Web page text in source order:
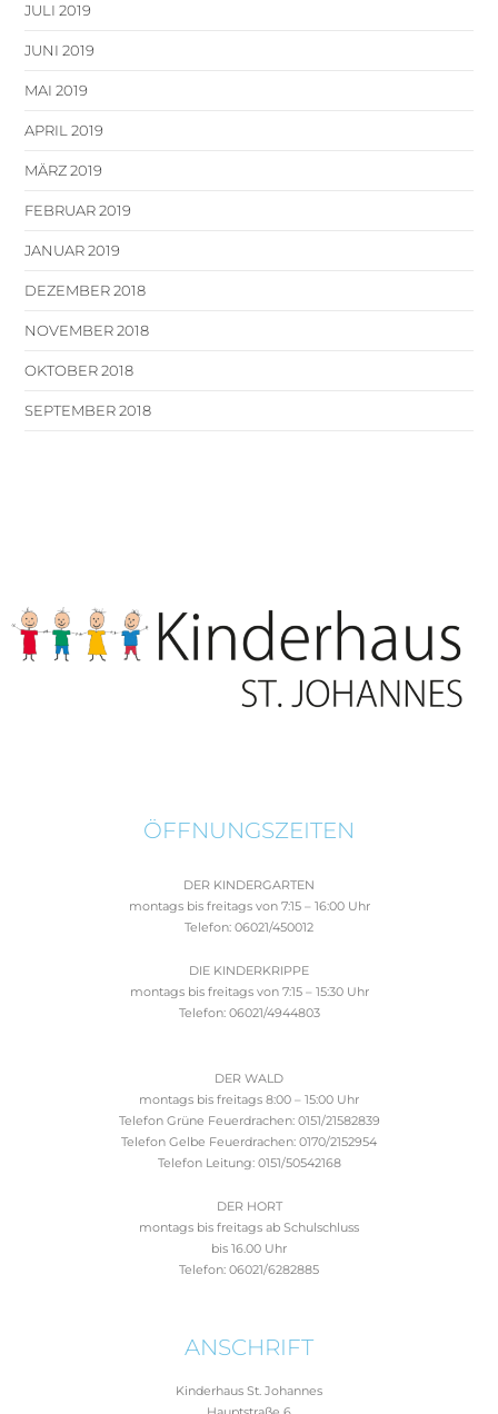
JULI 2019
JUNI 2019
MAI 2019
APRIL 2019
MÄRZ 2019
FEBRUAR 2019
JANUAR 2019
DEZEMBER 2018
NOVEMBER 2018
OKTOBER 2018
SEPTEMBER 2018
ÖFFNUNGSZEITEN
DER KINDERGARTEN
montags bis freitags von 7:15 – 16:00 Uhr
Telefon: 06021/450012
DIE KINDERKRIPPE
montags bis freitags von 7:15 – 15:30 Uhr
Telefon: 06021/4944803
DER WALD
montags bis freitags 8:00 – 15:00 Uhr
Telefon Grüne Feuerdrachen: 0151/21582839
Telefon Gelbe Feuerdrachen: 0170/2152954
Telefon Leitung: 0151/50542168
DER HORT
montags bis freitags ab Schulschluss
bis 16.00 Uhr
Telefon: 06021/6282885
ANSCHRIFT
Kinderhaus St. Johannes